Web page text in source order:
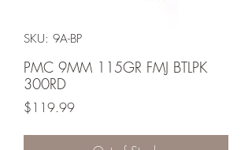
SKU: 9A-BP
PMC 9MM 115GR FMJ BTLPK
300RD
$119.99Price